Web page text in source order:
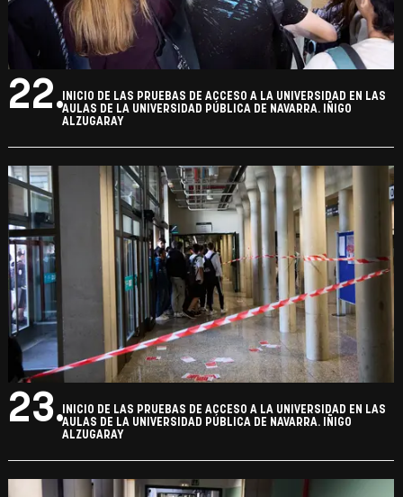
22. INICIO DE LAS PRUEBAS DE ACCESO A LA UNIVERSIDAD EN LAS
AULAS DE LA UNIVERSIDAD PÚBLICA DE NAVARRA. IÑIGO
ALZUGARAY
23. INICIO DE LAS PRUEBAS DE ACCESO A LA UNIVERSIDAD EN LAS
AULAS DE LA UNIVERSIDAD PÚBLICA DE NAVARRA. IÑIGO
ALZUGARAY